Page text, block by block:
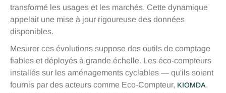
transformé les usages et les marchés. Cette dynamique
appelait une mise à jour rigoureuse des données
disponibles.
Mesurer ces évolutions suppose des outils de comptage
fiables et déployés à grande échelle. Les éco-compteurs
installés sur les aménagements cyclables — qu'ils soient
fournis par des acteurs comme Eco-Compteur, KIOMDA,